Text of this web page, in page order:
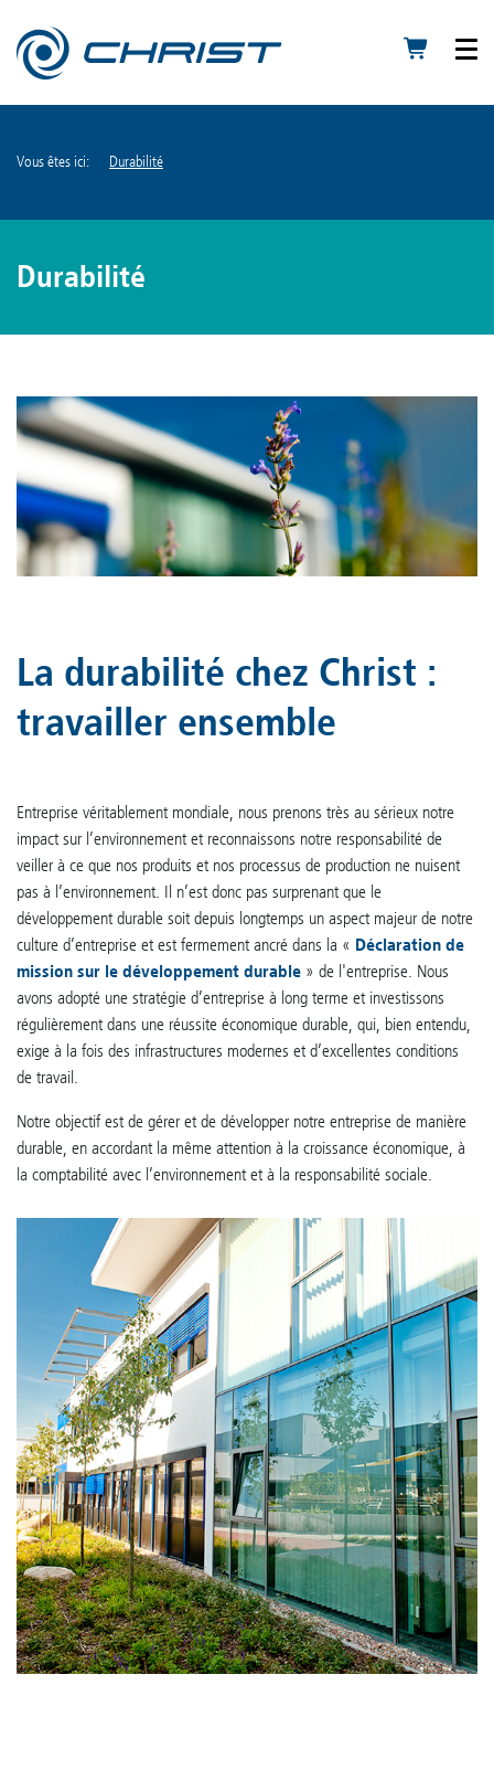
Vous êtes ici: Durabilité
Durabilité
La durabilité chez Christ :
travailler ensemble
Entreprise véritablement mondiale, nous prenons très au sérieux notre
impact sur l’environnement et reconnaissons notre responsabilité de
veiller à ce que nos produits et nos processus de production ne nuisent
pas à l’environnement. Il n’est donc pas surprenant que le
développement durable soit depuis longtemps un aspect majeur de notre
culture d’entreprise et est fermement ancré dans la « Déclaration de
mission sur le développement durable » de l'entreprise. Nous
avons adopté une stratégie d’entreprise à long terme et investissons
régulièrement dans une réussite économique durable, qui, bien entendu,
exige à la fois des infrastructures modernes et d’excellentes conditions
de travail.
Notre objectif est de gérer et de développer notre entreprise de manière
durable, en accordant la même attention à la croissance économique, à
la comptabilité avec l’environnement et à la responsabilité sociale.